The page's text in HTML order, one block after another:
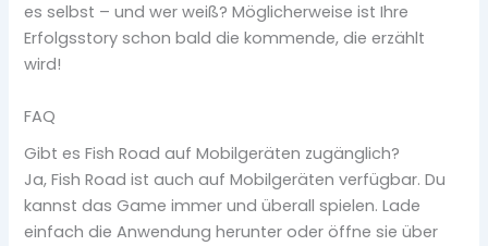
es selbst – und wer weiß? Möglicherweise ist Ihre
Erfolgsstory schon bald die kommende, die erzählt
wird!
FAQ
Gibt es Fish Road auf Mobilgeräten zugänglich?
Ja, Fish Road ist auch auf Mobilgeräten verfügbar. Du
kannst das Game immer und überall spielen. Lade
einfach die Anwendung herunter oder öffne sie über